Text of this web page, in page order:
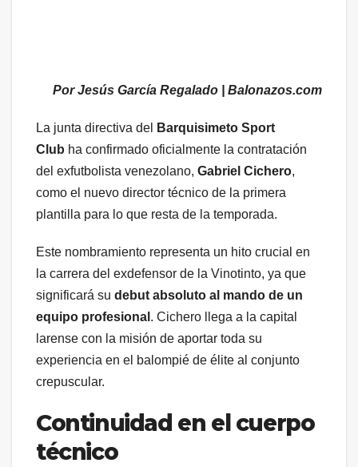
Por Jesús García Regalado | Balonazos.com
La junta directiva del
Barquisimeto Sport
Club ha confirmado oficialmente la contratación
del exfutbolista venezolano, Gabriel Cichero,
como el nuevo director técnico de la primera
plantilla para lo que resta de la temporada.
Este nombramiento representa un hito crucial en
la carrera del exdefensor de la Vinotinto, ya que
significará su debut absoluto al mando de un
equipo profesional . Cichero llega a la capital
larense con la misión de aportar toda su
experiencia en el balompié de élite al conjunto
crepuscular.
Continuidad en el cuerpo
técnico